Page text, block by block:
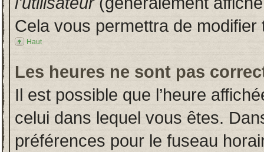
Cela vous permettra de
Haut
Les heures ne sont pas
Il est possible que l’heure
celui dans lequel vous êtes.
préférences pour le fuseau